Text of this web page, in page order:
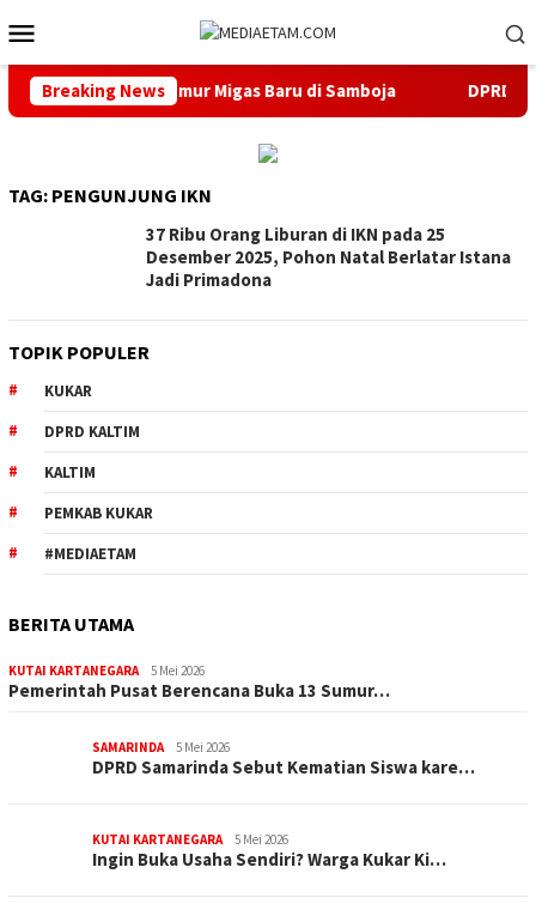
ke
kontenMobile
Breaking News
Buka 13 Sumur Migas Baru di Samboja DPRD
TAG: PENGUNJUNG IKN
37 Ribu Orang Liburan di IKN pada 25
Desember 2025, Pohon Natal Berlatar Istana
Jadi Primadona
TOPIK POPULER
KUKAR
DPRD KALTIM
KALTIM
PEMKAB KUKAR
#MEDIAETAM
BERITA UTAMA
KUTAI KARTANEGARA 5 Mei 2026
Pemerintah Pusat Berencana Buka 13 Sumur…
SAMARINDA 5 Mei 2026
DPRD Samarinda Sebut Kematian Siswa kare…
KUTAI KARTANEGARA 5 Mei 2026
Ingin Buka Usaha Sendiri? Warga Kukar Ki…